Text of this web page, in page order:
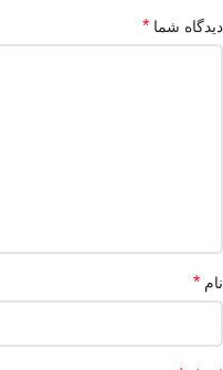
دیدگاه شما *
نام *